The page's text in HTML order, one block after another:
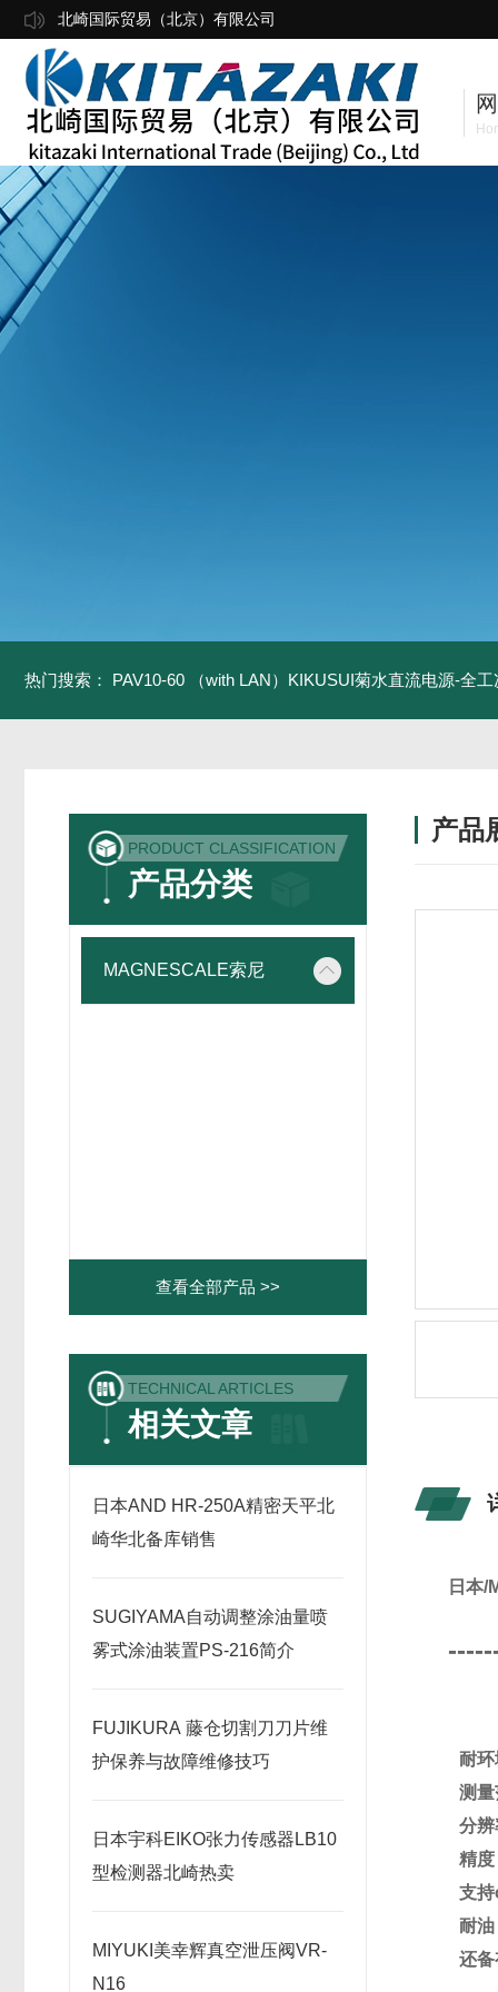
北崎国际贸易（北京）有限公司
热门搜索： PAV10-60 （with LAN）KIKUSUI菊水直流电源-全
PRODUCT CLASSIFICATION
产品分类
MAGNESCALE索尼
查看全部产品 >>
TECHNICAL ARTICLES
相关文章
日本AND HR-250A精密天平北
崎华北备库销售
SUGIYAMA自动调整涂油量喷
雾式涂油装置PS-216简介
FUJIKURA 藤仓切割刀刀片维
护保养与故障维修技巧
日本宇科EIKO张力传感器LB10
型检测器北崎热卖
MIYUKI美幸辉真空泄压阀VR-
N16
产品
日本/
耐
测
分
精
支
耐
还